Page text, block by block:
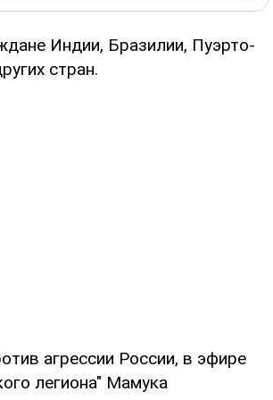
Индии, Бразилии, Пуэрто-
стран.
агрессии России, в эфире
легиона" Мамука